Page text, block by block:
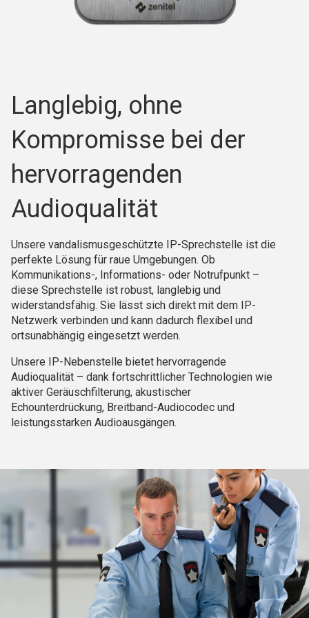
Langlebig, ohne
Kompromisse bei der
hervorragenden
Audioqualität
Unsere vandalismusgeschützte IP-Sprechstelle ist die
perfekte Lösung für raue Umgebungen. Ob
Kommunikations-, Informations- oder Notrufpunkt –
diese Sprechstelle ist robust, langlebig und
widerstandsfähig. Sie lässt sich direkt mit dem IP-
Netzwerk verbinden und kann dadurch flexibel und
ortsunabhängig eingesetzt werden.
Unsere IP-Nebenstelle bietet hervorragende
Audioqualität – dank fortschrittlicher Technologien wie
aktiver Geräuschfilterung, akustischer
Echounterdrückung, Breitband-Audiocodec und
leistungsstarken Audioausgängen.